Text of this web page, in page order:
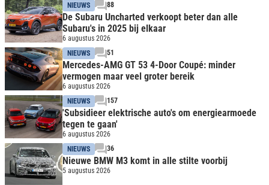
NIEUWS 88
De Subaru Uncharted verkoopt beter dan alle
Subaru's in 2025 bij elkaar
6 augustus 2026
NIEUWS
51
Mercedes-AMG GT 53 4-Door Coupé: minder
vermogen maar veel groter bereik
6 augustus 2026
NIEUWS
157
'Subsidieer elektrische auto's om energiearmoede
tegen te gaan'
6 augustus 2026
NIEUWS
36
Nieuwe BMW M3 komt in alle stilte voorbij
5 augustus 2026